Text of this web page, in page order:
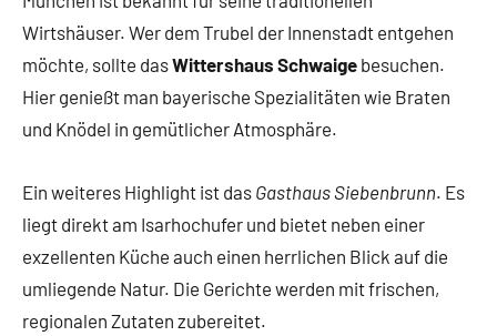
Wirtshäuser. Wer dem Trubel der Innenstadt entgehen
möchte, sollte dasWittershaus Schwaige besuchen.
Hier genießt man bayerische Spezialitäten wie Braten
und Knödel in gemütlicher Atmosphäre.
Ein weiteres Highlight ist das Gasthaus Siebenbrunn. Es
liegt direkt am Isarhochufer und bietet neben einer
exzellenten Küche auch einen herrlichen Blick auf die
umliegende Natur. Die Gerichte werden mit frischen,
regionalen Zutaten zubereitet.